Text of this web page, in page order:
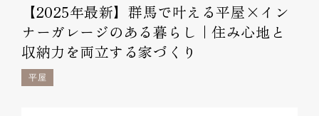
【2025年最新】群馬で叶える平屋×イン
ナーガレージのある暮らし｜住み心地と
収納力を両立する家づくり
平屋